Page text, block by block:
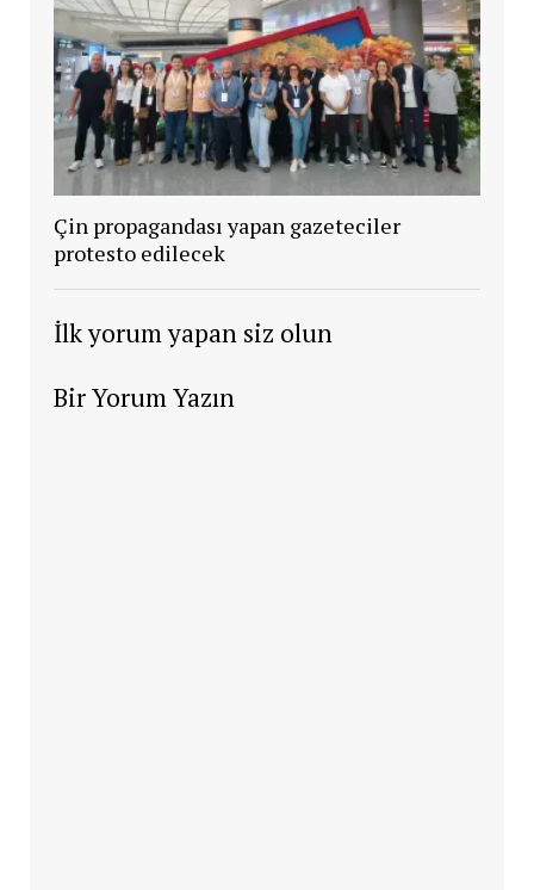
Çin propagandası yapan gazeteciler
protesto edilecek
İlk yorum yapan siz olun
Bir Yorum Yazın